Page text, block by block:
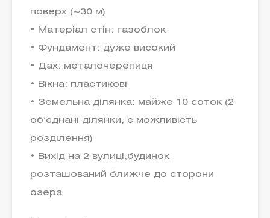
поверх (~30 м)
• Матеріал стін: газоблок
• Фундамент: дуже високий
• Дах: металочерепиця
• Вікна: пластикові
• Земельна ділянка: майже 10 соток (2
об’єднані ділянки, є можливість
розділення)
• Вихід на 2 вулиці,будинок
розташований ближче до сторони
озера